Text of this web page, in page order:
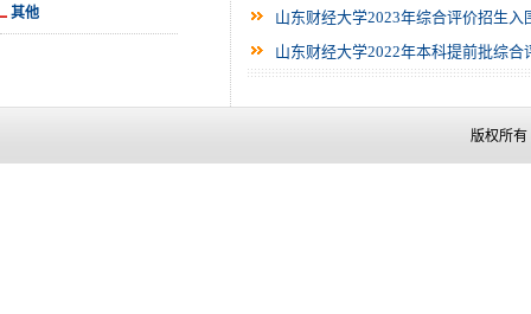
其他
山东财经大学2023年综合评价招生入
山东财经大学2022年本科提前批综合
版权所